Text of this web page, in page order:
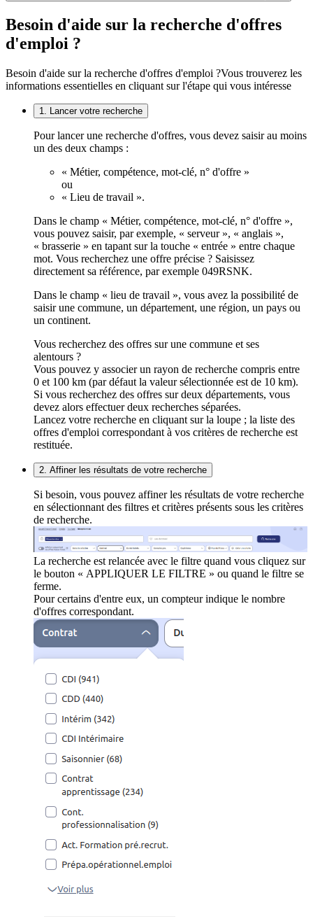
Besoin d'aide sur la recherche d'offres
d'emploi ?
Besoin d'aide sur la recherche d'offres d'emploi ?Vous trouverez les
informations essentielles en cliquant sur l'étape qui vous intéresse
1. Lancer votre recherche
Pour lancer une recherche d'offres, vous devez saisir au moins
un des deux champs :
« Métier, compétence, mot-clé, n° d'offre »
ou
« Lieu de travail ».
Dans le champ « Métier, compétence, mot-clé, n° d'offre »,
vous pouvez saisir, par exemple, « serveur », « anglais »,
« brasserie » en tapant sur la touche « entrée » entre chaque
mot. Vous recherchez une offre précise ? Saisissez
directement sa référence, par exemple 049RSNK.
Dans le champ « lieu de travail », vous avez la possibilité de
saisir une commune, un département, une région, un pays ou
un continent.
Vous recherchez des offres sur une commune et ses
alentours ?
Vous pouvez y associer un rayon de recherche compris entre
0 et 100 km (par défaut la valeur sélectionnée est de 10 km).
Si vous recherchez des offres sur deux départements, vous
devez alors effectuer deux recherches séparées.
Lancez votre recherche en cliquant sur la loupe ; la liste des
offres d'emploi correspondant à vos critères de recherche est
restituée.
2. Affiner les résultats de votre recherche
Si besoin, vous pouvez affiner les résultats de votre recherche
en sélectionnant des filtres et critères présents sous les critères
de recherche.
La recherche est relancée avec le filtre quand vous cliquez sur
le bouton « APPLIQUER LE FILTRE » ou quand le filtre se
ferme.
Pour certains d'entre eux, un compteur indique le nombre
d'offres correspondant.